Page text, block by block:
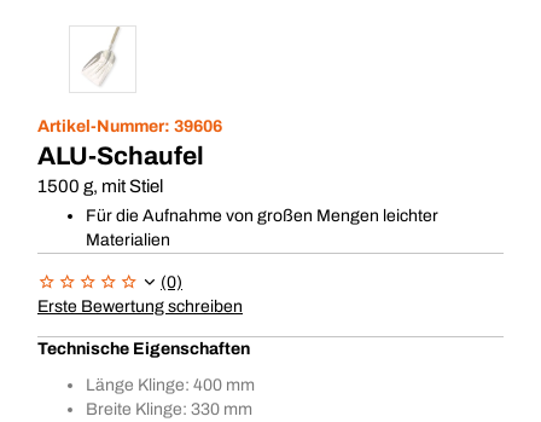
Artikel-Nummer: 39606
ALU-Schaufel
1500 g, mit Stiel
Für die Aufnahme von großen Mengen leichter
Materialien
(0)
Erste Bewertung schreiben
Technische Eigenschaften
Länge Klinge: 400 mm
Breite Klinge: 330 mm